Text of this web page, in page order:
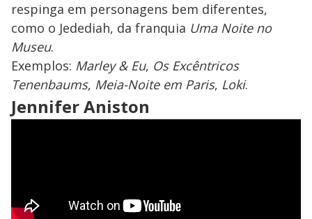
respinga em personagens bem diferentes,
como o Jedediah, da franquia Uma Noite no
Museu.
Exemplos: Marley & Eu, Os Excêntricos
Tenenbaums, Meia-Noite em Paris, Loki.
Jennifer Aniston